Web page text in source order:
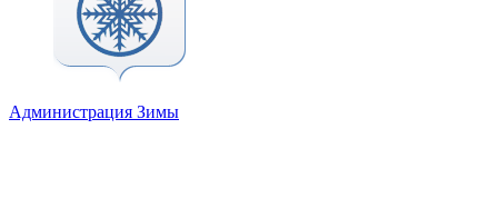
Администрация Зимы